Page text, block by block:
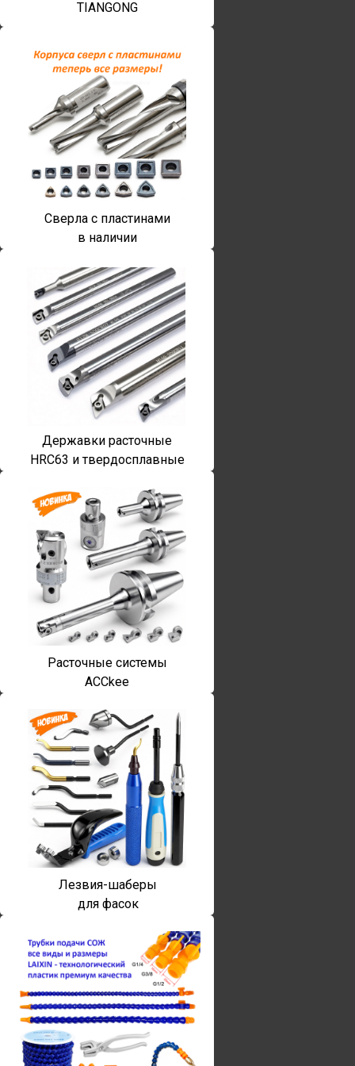
TIANGONG
Сверла с пластинами
в наличии
Державки расточные
HRC63 и твердосплавные
Расточные системы
ACCkee
Лезвия-шаберы
для фасок